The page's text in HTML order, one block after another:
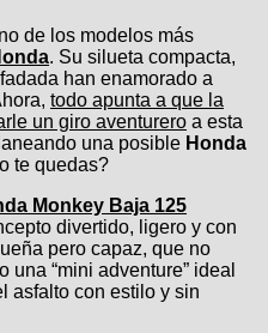
de los modelos más
. Su silueta compacta,
han enamorado a
todo apunta a que la
un giro aventurero a esta
una posible Honda
te quedas?
Monkey Baja 125
divertido, ligero y con
pero capaz, que no
“mini adventure” ideal
asfalto con estilo y sin